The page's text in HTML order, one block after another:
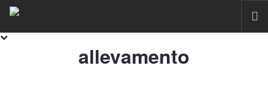
allevamento